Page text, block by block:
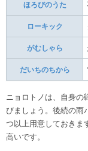
ほろびのうた
ローキック
がむしゃら
だいちのちから
ニョロトノは、自身の
びましょう。後続の雨
つ以上用意しておきま
高いです。